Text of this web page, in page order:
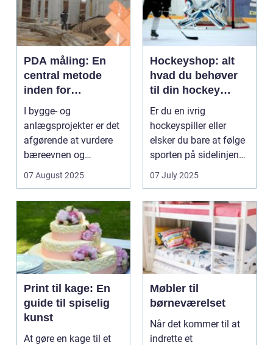
PDA måling: En
central metode
inden for
geoteknik
I bygge- og
anlægsprojekter er det
afgørende at vurdere
bæreevnen og
integriteten...
07 August 2025
Hockeyshop: alt
hvad du behøver
til din hockey
passion
Er du en ivrig
hockeyspiller eller
elsker du bare at følge
sporten på sidelinjen?
Uanse...
07 July 2025
Print til kage: En
guide til spiselig
kunst
At gøre en kage til et
Møbler til
børneværelset
Når det kommer til at
indrette et